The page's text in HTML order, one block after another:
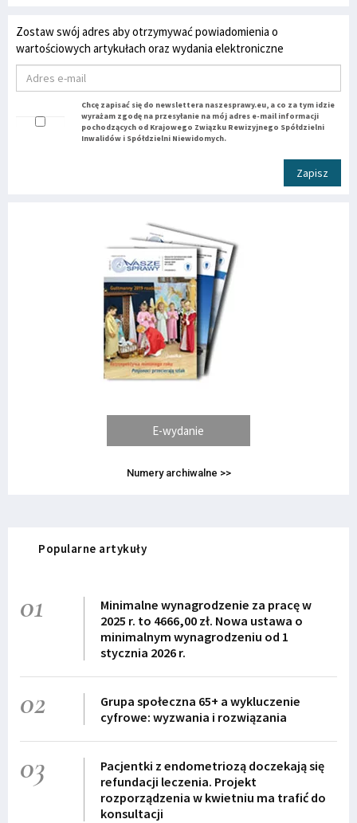
Zostaw swój adres aby otrzymywać powiadomienia o
wartościowych artykułach oraz wydania elektroniczne
Chcę zapisać się do newslettera naszesprawy.eu, a co za tym idzie
wyrażam zgodę na przesyłanie na mój adres e-mail informacji
pochodzących od Krajowego Związku Rewizyjnego Spółdzielni
Inwalidów i Spółdzielni Niewidomych.
Zapisz
E-wydanie
Numery archiwalne >>
Popularne artykuły
01
Minimalne wynagrodzenie za pracę w
2025 r. to 4666,00 zł. Nowa ustawa o
minimalnym wynagrodzeniu od 1
stycznia 2026 r.
02
Grupa społeczna 65+ a wykluczenie
cyfrowe: wyzwania i rozwiązania
03
Pacjentki z endometriozą doczekają się
refundacji leczenia. Projekt
rozporządzenia w kwietniu ma trafić do
konsultacji